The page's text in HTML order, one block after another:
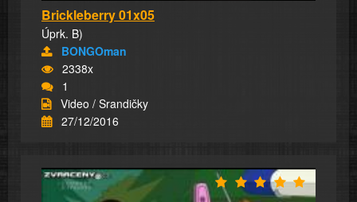
Brickleberry 01x05
Úprk. B)
BONGOman
2338x
1
Video / Srandičky
27/12/2016